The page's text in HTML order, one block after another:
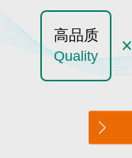
高品质
Quality